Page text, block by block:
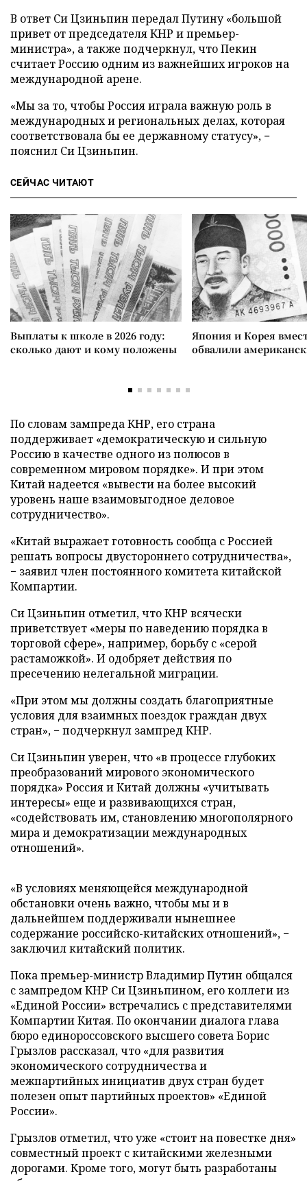
В ответ Си Цзиньпин передал Путину «большой
привет от председателя КНР и премьер-
министра», а также подчеркнул, что Пекин
считает Россию одним из важнейших игроков на
международной арене.
«Мы за то, чтобы Россия играла важную роль в
международных и региональных делах, которая
соответствовала бы ее державному статусу», −
пояснил Си Цзиньпин.
СЕЙЧАС ЧИТАЮТ
Выплаты к школе в 2026 году:
сколько дают и кому положены
Япония и Корея
обвалили
По словам зампреда КНР, его страна
поддерживает «демократическую и сильную
Россию в качестве одного из полюсов в
современном мировом порядке». И при этом
Китай надеется «вывести на более высокий
уровень наше взаимовыгодное деловое
сотрудничество».
«Китай выражает готовность сообща с Россией
решать вопросы двустороннего сотрудничества»,
− заявил член постоянного комитета китайской
Компартии.
Си Цзиньпин отметил, что КНР всячески
приветствует «меры по наведению порядка в
торговой сфере», например, борьбу с «серой
растаможкой». И одобряет действия по
пресечению нелегальной миграции.
«При этом мы должны создать благоприятные
условия для взаимных поездок граждан двух
стран», − подчеркнул зампред КНР.
Си Цзиньпин уверен, что «в процессе глубоких
преобразований мирового экономического
порядка» Россия и Китай должны «учитывать
интересы» еще и развивающихся стран,
«содействовать им, становлению многополярного
мира и демократизации международных
отношений».
«В условиях меняющейся международной
обстановки очень важно, чтобы мы и в
дальнейшем поддерживали нынешнее
содержание российско-китайских отношений», −
заключил китайский политик.
Пока премьер-министр Владимир Путин общался
с зампредом КНР Си Цзиньпином, его коллеги из
«Единой России» встречались с представителями
Компартии Китая. По окончании диалога глава
бюро единороссовского высшего совета Борис
Грызлов рассказал, что «для развития
экономического сотрудничества и
межпартийных инициатив двух стран будет
полезен опыт партийных проектов» «Единой
России».
Грызлов отметил, что уже «стоит на повестке дня»
совместный проект с китайскими железными
дорогами. Кроме того, могут быть разработаны